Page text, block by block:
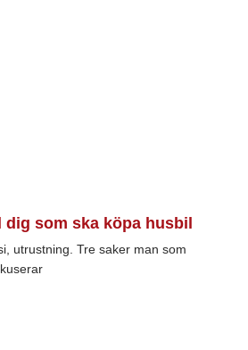
dig som ska köpa husbil
utrustning. Tre saker man som